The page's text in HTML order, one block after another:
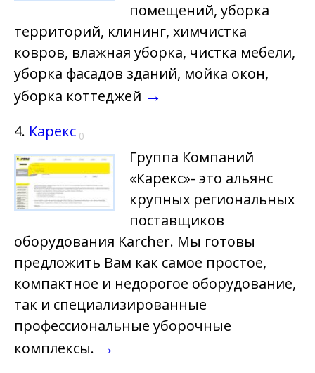
помещений, уборка
территорий, клининг, химчистка
ковров, влажная уборка, чистка мебели,
уборка фасадов зданий, мойка окон,
уборка коттеджей →
4. Карекс 0
Группа Компаний
«Карекс»- это альянс
крупных региональных
поставщиков
оборудования Karcher. Мы готовы
предложить Вам как самое простое,
компактное и недорогое оборудование,
так и специализированные
профессиональные уборочные
комплексы. →